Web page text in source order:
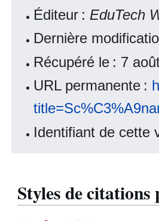
Éditeur : EduTech
Dernière
Récupéré le : 7
URL permanente :
Identifiant de cette
Styles de